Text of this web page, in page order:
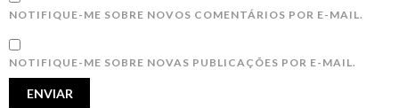
NOTIFIQUE-ME SOBRE NOVOS COMENTÁRIOS POR E-MAIL.
NOTIFIQUE-ME SOBRE NOVAS PUBLICAÇÕES POR E-MAIL.